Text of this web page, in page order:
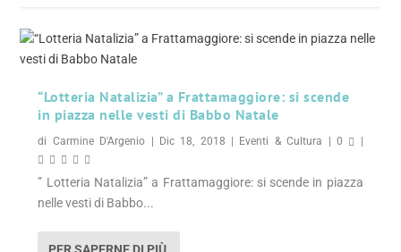
“Lotteria Natalizia” a Frattamaggiore: si scende
in piazza nelle vesti di Babbo Natale
di Carmine D'Argenio Dic 18, 2018 Eventi & Cultura 0
” Lotteria Natalizia” a Frattamaggiore: si scende in piazza
nelle vesti di Babbo...